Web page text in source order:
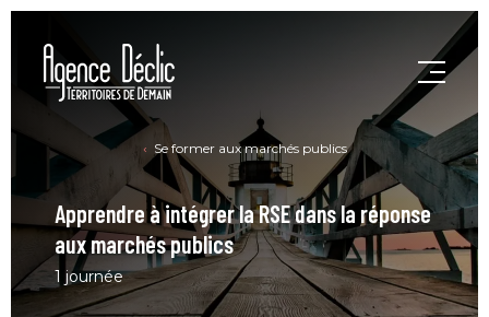
Se former aux marchés publics
Apprendre à intégrer la RSE dans la réponse
aux marchés publics
1 journée